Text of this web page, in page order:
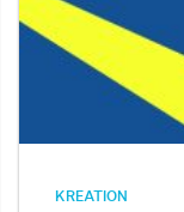
KREATION